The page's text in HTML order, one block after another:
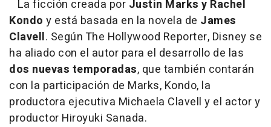
La ficción creada por Justin Marks y Rachel
Kondo y está basada en la novela de James
Clavell. Según The Hollywood Reporter, Disney se
ha aliado con el autor para el desarrollo de las
dos nuevas temporadas, que también contarán
con la participación de Marks, Kondo, la
productora ejecutiva Michaela Clavell y el actor y
productor Hiroyuki Sanada.